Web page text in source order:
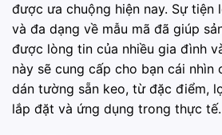
được ưa chuộng hiện nay. Sự tiện
và đa dạng về mẫu mã đã giúp
được lòng tin của nhiều gia đình
này sẽ cung cấp cho bạn cái
dán tường sẵn keo, từ đặc điểm,
lắp đặt và ứng dụng trong thực tế.